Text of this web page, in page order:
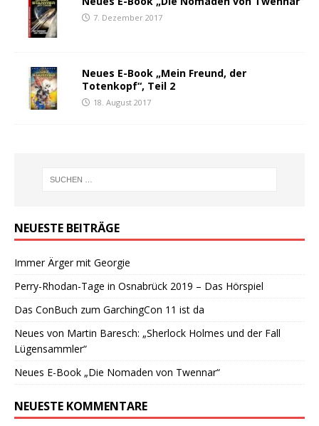
7. Dezember 2017
Neues E-Book „Mein Freund, der
Totenkopf“, Teil 2
18. August 2017
NEUESTE BEITRÄGE
Immer Ärger mit Georgie
Perry-Rhodan-Tage in Osnabrück 2019 – Das Hörspiel
Das ConBuch zum GarchingCon 11 ist da
Neues von Martin Baresch: „Sherlock Holmes und der Fall
Lügensammler“
Neues E-Book „Die Nomaden von Twennar“
NEUESTE KOMMENTARE